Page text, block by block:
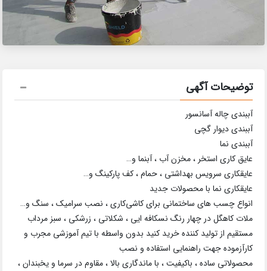
توضیحات آگهی
آببندی چاله آسانسور
آببندی دیوار گچی
آببندی نما
عایق کاری استخر ، مخزن آب ، آبنما و…
عایقکاری سرویس بهداشتی ، حمام ، کف پارکینگ و…
عایقکاری نما با محصولات جدید
انواع چسب های ساختمانی برای کاشی‌کاری ، نصب سرامیک ، سنگ و…
ملات کاهگل در چهار رنگ نسکافه ایی ، شکلاتی ، زرشکی ، سبز مرداب
مستقیم از تولید کننده خرید کنید بدون واسطه با تیم آموزشی مجرب و
کارآزموده جهت راهنمایی استفاده و نصب
محصولاتی ساده ، باکیفیت ، با ماندگاری بالا ، مقاوم در سرما و یخبندان ،